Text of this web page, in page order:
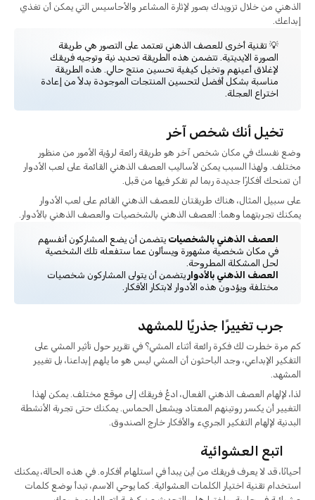
الذهني من خلال تزويدك بصور لإثارة المشاعر والأحاسيس التي يمكن أن تغذي
إبداعك.
💡 تقنية أخرى للعصف الذهني تعتمد على التصور هي طريقة
الصورة الايديتية. تتضمن هذه الطريقة تحديد نية وتوجيه فريقك
لإغلاق أعينهم وتخيل كيفية تحسين منتج حالي. هذه الطريقة
مناسبة بشكل أفضل لتحسين المنتجات الموجودة بدلاً من إعادة
اختراع العجلة.
تخيل أنك شخص آخر
وضع نفسك في مكان شخص آخر هو طريقة رائعة لرؤية الأمور من منظور
مختلف. ولهذا السبب يمكن لأساليب العصف الذهني القائمة على لعب الأدوار
أن تمنحك أفكارًا جديدة ربما لم تفكر فيها من قبل.
على سبيل المثال، هناك طريقتان للعصف الذهني القائم على لعب الأدوار
يمكنك تجربتهما وهما: العصف الذهني بالشخصيات والعصف الذهني بالأدوار.
العصف الذهني بالشخصيات يتضمن أن يضع المشاركون أنفسهم
في مكان شخصية مشهورة ويسألون عما ستفعله تلك الشخصية
لحل المشكلة المطروحة.
العصف الذهني بالأدوار يتضمن أن يتولى المشاركون شخصيات
مختلفة ويؤدون هذه الأدوار لابتكار الأفكار.
جرب تغييرًا جذريًا للمشهد
كم مرة خطرت لك فكرة رائعة أثناء المشي؟ في تقرير حول تأثير المشي على
التفكير الإبداعي، وجد الباحثون أن المشي ليس هو ما يلهم إبداعنا، بل تغيير
المشهد.
لذا، لإلهام العصف الذهني الفعال، ادعُ فريقك إلى موقع مختلف. يمكن لهذا
التغيير أن يكسر روتينهم المعتاد ويشعل الحماس. يمكنك حتى تجربة الأنشطة
البدنية لإلهام التفكير الجريء والأفكار خارج الصندوق.
اتبع العشوائية
أحيانًا، قد لا يعرف فريقك من أين يبدأ في استلهام أفكاره. في هذه الحالة، يمكنك
استخدام تقنية اختيار الكلمات العشوائية. كما يوحي الاسم، تبدأ بوضع كلمات